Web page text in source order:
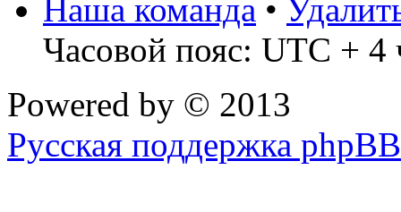
Наша команда •
Часовой пояс: UTC + 4
Powered by © 2013
Русская поддержка phpBB